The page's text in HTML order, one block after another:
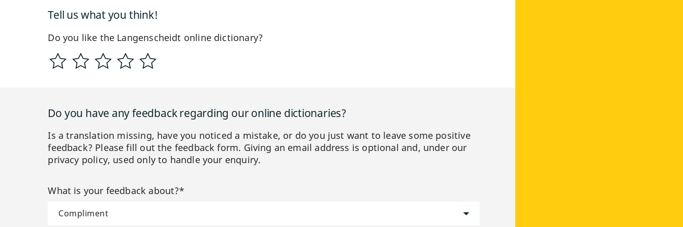
Tell us what you think!
Do you like the Langenscheidt online dictionary?
Do you have any feedback regarding our online dictionaries?
Is a translation missing, have you noticed a mistake, or do you just want to leave some positive
feedback? Please fill out the feedback form. Giving an email address is optional and, under our
privacy policy, used only to handle your enquiry.
What is your feedback about?*